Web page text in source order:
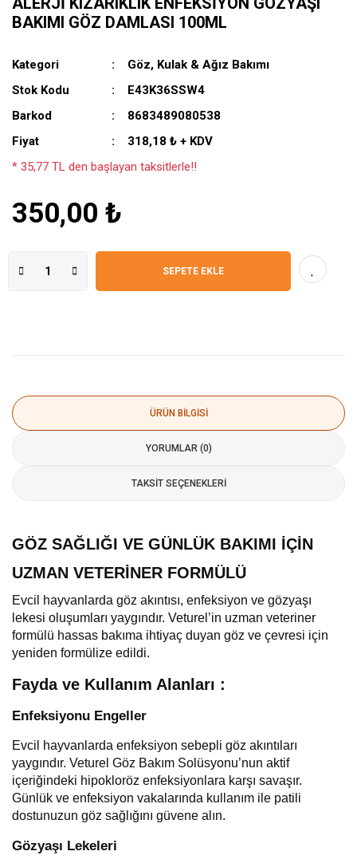
BAKIMI GÖZ DAMLASI 100ML
Kategori
Göz, Kulak & Ağız Bakımı
Stok Kodu
E43K36SSW4
Barkod
8683489080538
Fiyat
318,18 ₺ + KDV
* 35,77 TL den başlayan taksitlerle!!
350,00 ₺
SEPETE EKLE
ÜRÜN BILGISI
YORUMLAR (0)
TAKSIT SEÇENEKLERI
GÖZ SAĞLIĞI VE GÜNLÜK BAKIMI İÇİN
UZMAN VETERİNER FORMÜLÜ
Evcil hayvanlarda göz akıntısı, enfeksiyon ve gözyaşı
lekesi oluşumları yaygındır. Veturel’in uzman veteriner
formülü hassas bakıma ihtiyaç duyan göz ve çevresi için
yeniden formülize edildi.
Fayda ve Kullanım Alanları :
Enfeksiyonu Engeller
Evcil hayvanlarda enfeksiyon sebepli göz akıntıları
yaygındır. Veturel Göz Bakım Solüsyonu’nun aktif
içeriğindeki hipokloröz enfeksiyonlara karşı savaşır.
Günlük ve enfeksiyon vakalarında kullanım ile patili
dostunuzun göz sağlığını güvene alın.
Gözyaşı Lekeleri